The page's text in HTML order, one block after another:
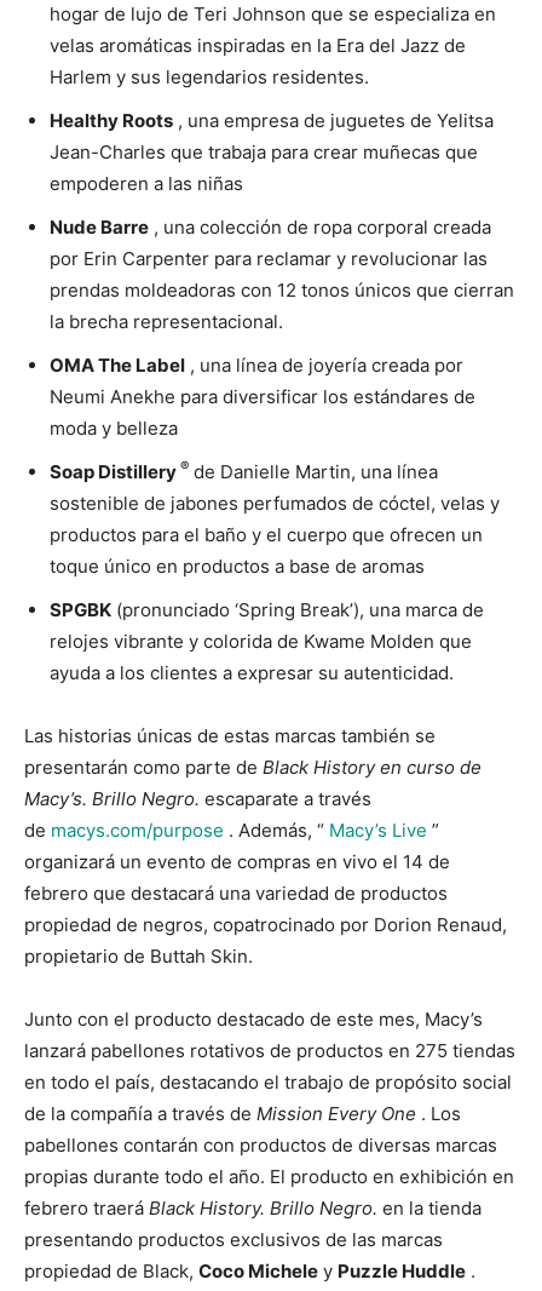
hogar de lujo de Teri Johnson que se especializa en
velas aromáticas inspiradas en la Era del Jazz de
Harlem y sus legendarios residentes.
Healthy Roots , una empresa de juguetes de Yelitsa
Jean-Charles que trabaja para crear muñecas que
empoderen a las niñas
Nude Barre , una colección de ropa corporal creada
por Erin Carpenter para reclamar y revolucionar las
prendas moldeadoras con 12 tonos únicos que cierran
la brecha representacional.
OMA The Label , una línea de joyería creada por
Neumi Anekhe para diversificar los estándares de
moda y belleza
Soap Distillery ® de Danielle Martin, una línea
sostenible de jabones perfumados de cóctel, velas y
productos para el baño y el cuerpo que ofrecen un
toque único en productos a base de aromas
SPGBK (pronunciado ‘Spring Break’), una marca de
relojes vibrante y colorida de Kwame Molden que
ayuda a los clientes a expresar su autenticidad.
Las historias únicas de estas marcas también se
presentarán como parte de Black History en curso de
Macy’s. Brillo Negro. escaparate a través
de macys.com/purpose . Además, “ Macy’s Live ”
organizará un evento de compras en vivo el 14 de
febrero que destacará una variedad de productos
propiedad de negros, copatrocinado por Dorion Renaud,
propietario de Buttah Skin.
Junto con el producto destacado de este mes, Macy’s
lanzará pabellones rotativos de productos en 275 tiendas
en todo el país, destacando el trabajo de propósito social
de la compañía a través de Mission Every One . Los
pabellones contarán con productos de diversas marcas
propias durante todo el año. El producto en exhibición en
febrero traerá Black History. Brillo Negro. en la tienda
presentando productos exclusivos de las marcas
propiedad de Black, Coco Michele y Puzzle Huddle .